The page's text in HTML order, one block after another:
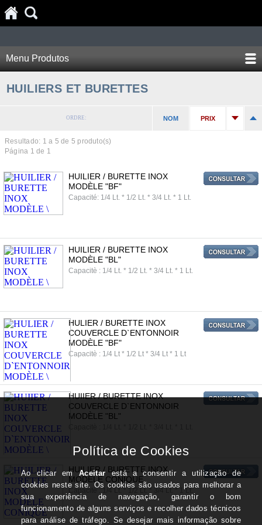
Menu Produtos
HUILIERS ET BURETTES
ORDRE: NOM PRIX
Resultado: 1 a 5 de 5 produto(s)
Página 1 de 1
HUILIER / BURETTE INOX
MODÈLE "BF"
Capacité: 1/4 Lt. * 1/2 Lt. * 3/4 Lt. * 1 Lt.
HUILIER / BURETTE INOX
MODÈLE "BL"
Capacitè : 1/4 Lt. * 1/2 Lt. * 3/4 Lt. * 1 Lt.
HULIER / BURETTE INOX
COUVERCLE D`ENTONNOIR
MODÈLE "BF"
Capacitè : 1/4 Lt * 1/2 Lt * 3/4 Lt * 1 Lt
HUIIER / BURETTE INOX
COUVERCLE D`ENTONNOIR
MODÈLE "BL"
HUILIER / BURETTE INOX
MODÈLE CONIQUE
Capacitè : 1/4 Lt. * 1/2 Lt. * 3/4 Lt. * 1 Lt.